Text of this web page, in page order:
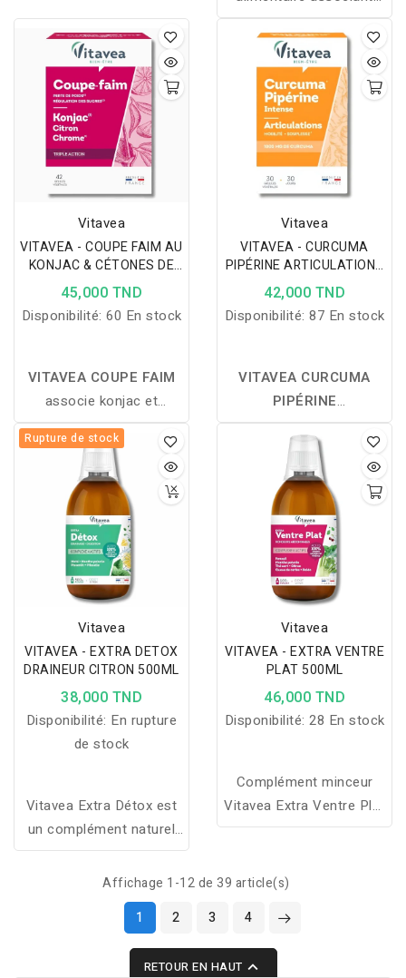
maintenir un taux de
cholestérol normal grâce
à la levure de riz rouge et
la coriandre.
charbon, levure et argile
pour favoriser le confort
digestif et réduire les
ballonnements.
Vitavea
VITAVEA - COUPE FAIM AU
KONJAC & CÉTONES DE
FRAMBOISE 42 GELULES
45,000 TND
Disponibilité: 60 En stock
VITAVEA COUPE FAIM
associe konjac et
cétones de framboise
pour favoriser la perte de
poids et procurer un
effet coupe-faim
puissant et naturel.
Vitavea
VITAVEA - CURCUMA
PIPÉRINE ARTICULATIONS
30 GELULES
42,000 TND
Disponibilité: 87 En stock
VITAVEA CURCUMA
PIPÉRINE
ARTICULATIONSaide à
réduire l'inflammation,
améliorer la mobilité et
protéger les articulations
grâce au curcuma,
pipérine, calcium et
magnésium.
Rupture de stock
Vitavea
VITAVEA - EXTRA DETOX
DRAINEUR CITRON 500ML
38,000 TND
Disponibilité: En rupture
de stock
Vitavea Extra Détox est
un complément naturel
au bon goût citron,
formulé avec 4 plantes
pour favoriser
l’élimination et affiner la
silhouette.
Vitavea
VITAVEA - EXTRA VENTRE
PLAT 500ML
46,000 TND
Disponibilité: 28 En stock
Complément minceur
Vitavea Extra Ventre Plat
avec menthe poivrée, thé
pour favoriser la
l’oxydation des graisses.
Affichage 1-12 de 39 article(s)
1
2 3 4
RETOUR EN HAUT 